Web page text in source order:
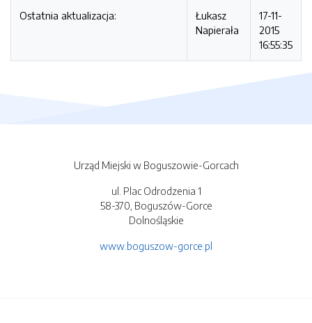
Ostatnia aktualizacja:
Łukasz
Napierała
17-11-
2015
16:55:35
Urząd Miejski w Boguszowie-Gorcach
ul. Plac Odrodzenia 1
58-370, Boguszów-Gorce
Dolnośląskie
www.boguszow-gorce.pl